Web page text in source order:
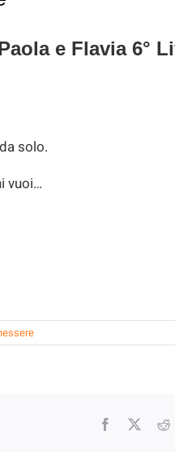
e Flavia 6°
solo.
vuoi…
Facebook
X